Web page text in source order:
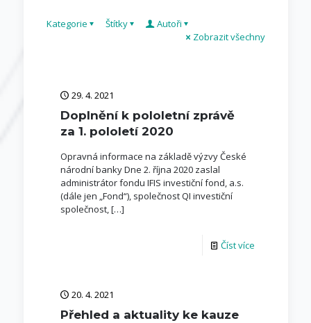
Kategorie Štítky
Autoři
Zobrazit všechny
29. 4. 2021
Doplnění k pololetní zprávě
za 1. pololetí 2020
Opravná informace na základě výzvy České
národní banky Dne 2. října 2020 zaslal
administrátor fondu IFIS investiční fond, a.s.
(dále jen „Fond“), společnost QI investiční
společnost,[…]
Číst více
20. 4. 2021
Přehled a aktuality ke kauze